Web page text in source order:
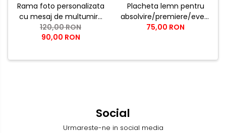
Rama foto personalizata
cu mesaj de multumire
pentru nasii de botez |
Cadou emotional pentru
120,00 RON
90,00 RON
Placheta lemn pentru
absolvire/premiere/
- optiuni de
75,00 RON
Social
Urmareste-ne in social media